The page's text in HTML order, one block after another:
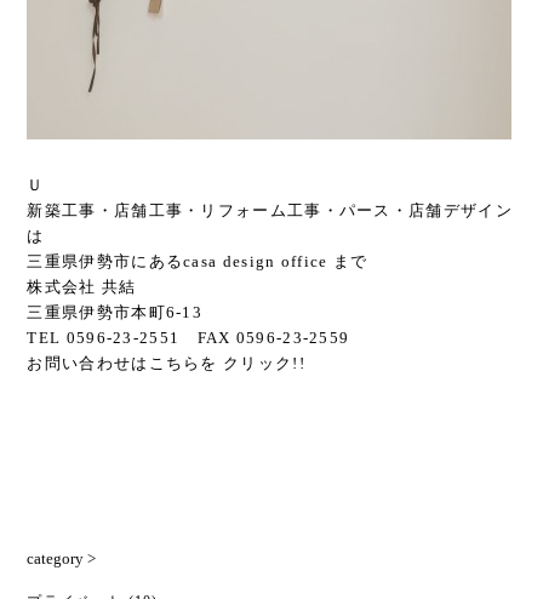
Ｕ
新築工事・店舗工事・リフォーム工事・パース・店舗デザイン
は
三重県伊勢市にあるcasa design office まで
株式会社 共結
三重県伊勢市本町6-13
TEL 0596-23-2551 FAX 0596-23-2559
お問い合わせは こちら を クリック!!
category >